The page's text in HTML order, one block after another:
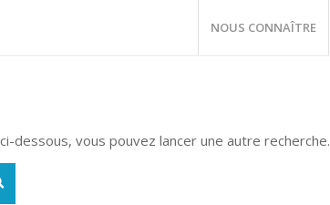
NOUS CONNAÎTRE
dessous, vous pouvez lancer une autre recherche.